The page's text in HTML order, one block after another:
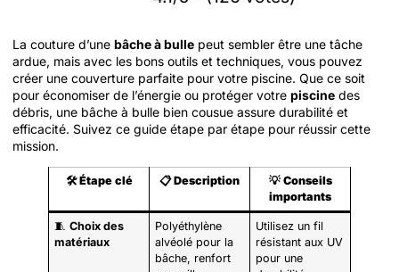
La couture d’une bâche à bulle peut sembler être une tâche
ardue, mais avec les bons outils et techniques, vous pouvez
créer une couverture parfaite pour votre piscine. Que ce soit
pour économiser de l’énergie ou protéger votre piscine des
débris, une bâche à bulle bien cousue assure durabilité et
efficacité. Suivez ce guide étape par étape pour réussir cette
mission.
🛠️Étape clé 📋Description 💡 Conseils
importants
🧵Choix des
matériaux
Polyéthylène
alvéolé pour la
bâche, renfort
Utilisez un fil
résistant aux UV
pour une